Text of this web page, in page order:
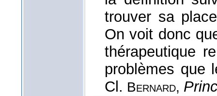
trouver sa
On voit donc
thérapeutique
problèmes que
Cl. Bernard,